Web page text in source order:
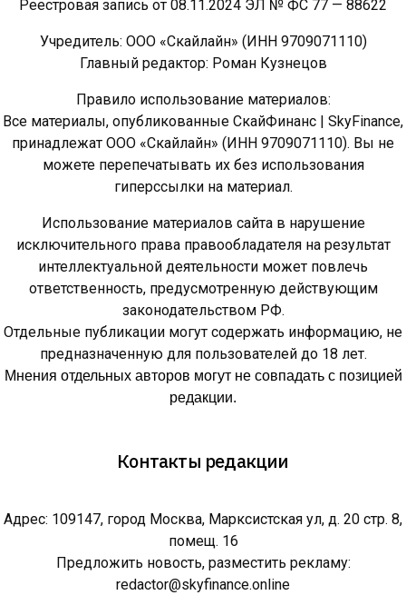
Реестровая запись от 08.11.2024 ЭЛ № ФС 77 — 88622
Учредитель: ООО «Скайлайн» (ИНН 9709071110)
Главный редактор: Роман Кузнецов
Правило использование материалов:
Все материалы, опубликованные СкайФинанс | SkyFinance,
принадлежат ООО «Скайлайн» (ИНН 9709071110). Вы не
можете перепечатывать их без использования
гиперссылки на материал.
Использование материалов сайта в нарушение
исключительного права правообладателя на результат
интеллектуальной деятельности может повлечь
ответственность, предусмотренную действующим
законодательством РФ.
Отдельные публикации могут содержать информацию, не
предназначенную для пользователей до 18 лет.
Мнения отдельных авторов могут не совпадать с позицией
редакции.
Контакты редакции
Адрес: 109147, город Москва, Марксистская ул, д. 20 стр. 8,
помещ. 16
Предложить новость, разместить рекламу:
redactor@skyfinance.online